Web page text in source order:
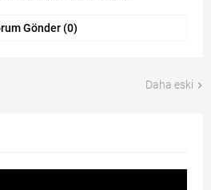
Gönder (0)
Daha eski